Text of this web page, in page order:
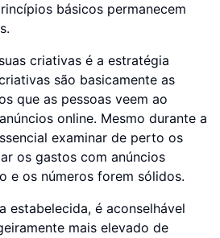
básicos permanecem
criativas é a estratégia
são basicamente as
que as pessoas veem ao
online. Mesmo durante a
examinar de perto os
os gastos com anúncios
e os números forem sólidos.
estabelecida, é aconselhável
mais elevado de